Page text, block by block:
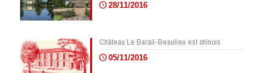
28/11/2016
Château Le Barail-Beaulieu est chinois
05/11/2016